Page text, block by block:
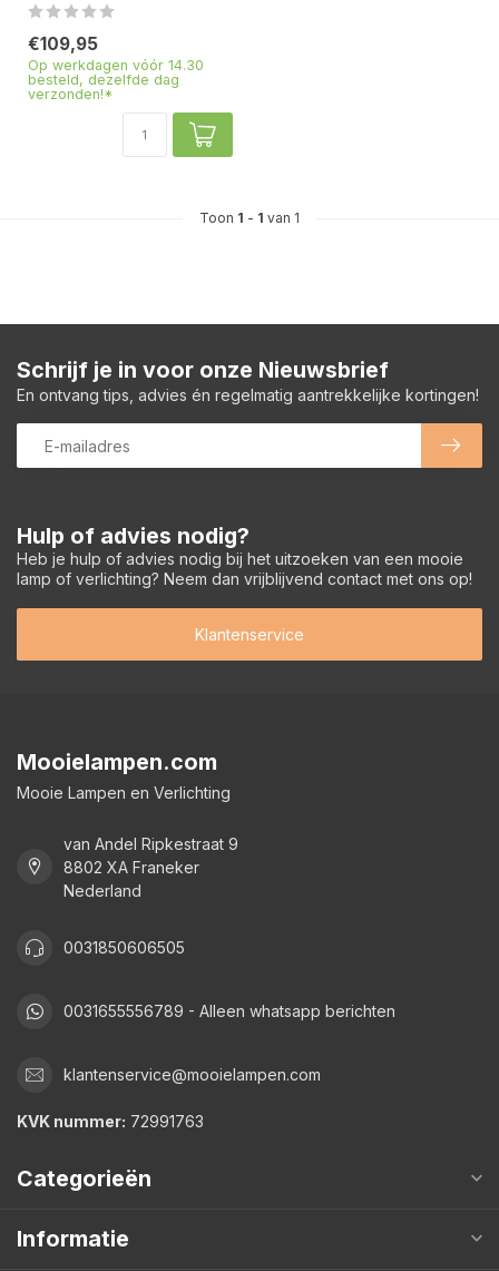
€109,95
Op werkdagen vóór 14.30
besteld, dezelfde dag
verzonden!*
Toon 1 - 1 van 1
Hulp of advies nodig?
Heb je hulp of advies nodig bij het uitzoeken van een mooie
lamp of verlichting? Neem dan vrijblijvend contact met ons op!
Klantenservice
Schrijf je in voor onze Nieuwsbrief
En ontvang tips, advies én regelmatig aantrekkelijke kortingen!
Mooielampen.com
Mooie Lampen en Verlichting
van Andel Ripkestraat 9
8802 XA Franeker
Nederland
0031850606505
0031655556789 - Alleen whatsapp berichten
klantenservice@mooielampen.com
KVK nummer: 72991763
Categorieën
Informatie